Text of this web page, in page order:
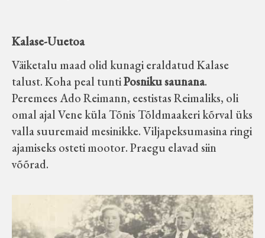
Kalase-Uuetoa
Väiketalu maad olid kunagi eraldatud Kalase
talust. Koha peal tuntiPosniku saunana.
Peremees Ado Reimann, eestistas Reimaliks, oli
omal ajal Vene küla Tõnis Tõldmaakeri kõrval üks
valla suuremaid mesinikke. Viljapeksumasina ringi
ajamiseks osteti mootor. Praegu elavad siin
võõrad.